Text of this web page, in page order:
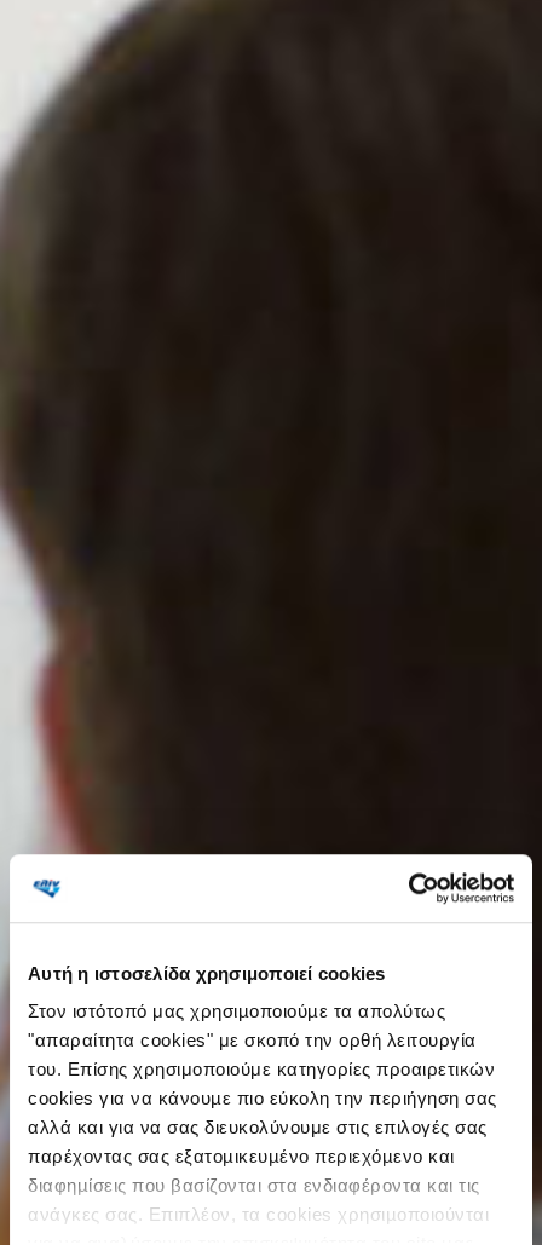
Αυτή η ιστοσελίδα χρησιμοποιεί cookies
Στον ιστότοπό μας χρησιµοποιούµε τα απολύτως
"απαραίτητα cookies" με σκοπό την ορθή λειτουργία
του. Επίσης χρησιμοποιούμε κατηγορίες προαιρετικών
cookies για να κάνουµε πιο εύκολη την περιήγηση σας
αλλά και για να σας διευκολύνουμε στις επιλογές σας
παρέχοντας σας εξατοµικευµένο περιεχόµενο και
διαφηµίσεις που βασίζονται στα ενδιαφέροντα και τις
ανάγκες σας. Επιπλέον, τα cookies χρησιµοποιούνται